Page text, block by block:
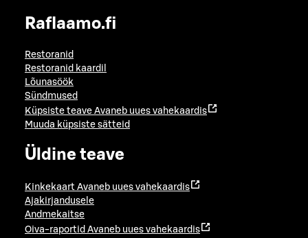
Raflaamo.fi
Restoranid
Restoranid kaardil
Lõunasöök
Sündmused
Küpsiste teave Avaneb uues vahekaardis
Muuda küpsiste sätteid
Üldine teave
Kinkekaart Avaneb uues vahekaardis
Ajakirjandusele
Andmekaitse
Oiva-raportid Avaneb uues vahekaardis